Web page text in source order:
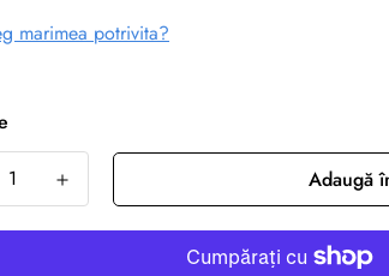
marimea potrivita?
Adaugă